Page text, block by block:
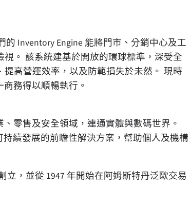
Inventory Engine 能將門市、分銷中心及工
。 該系統建基於開放的環球標準，深受全
高營運效率，以及防範損失於未然。 現時
務得以順暢執行。
零售及安全領域，連通實體與數碼世界。
續發展的前瞻性解決方案，幫助個人及機構
立，並從 1947 年開始在阿姆斯特丹泛歐交易